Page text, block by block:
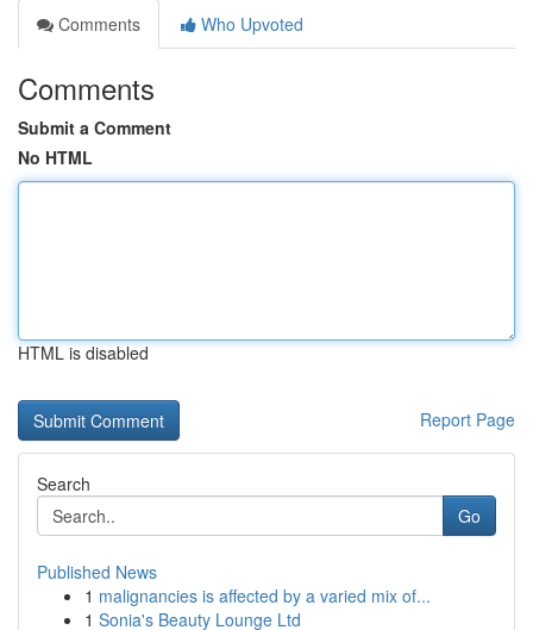
Comments
Who Upvoted
Comments
Submit a Comment
No HTML
HTML is disabled
Report Page
Search
Go
Published News
1 malignancies is affected by a varied mix of...
1 Sonia's Beauty Lounge Ltd